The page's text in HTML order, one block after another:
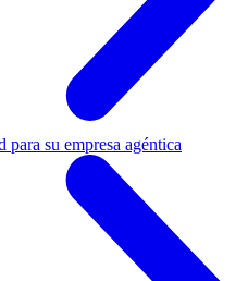
para su empresa agéntica